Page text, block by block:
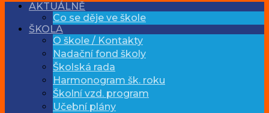
AKTUÁLNĚ
Co se děje ve škole
ŠKOLA
O škole / Kontakty
Nadační fond školy
Školská rada
Harmonogram šk. roku
Školní vzd. program
Učební plány